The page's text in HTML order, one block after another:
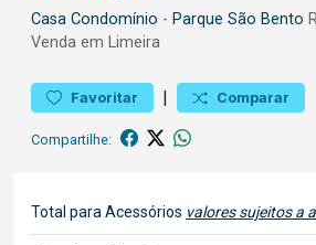
Casa Condomínio - Parque São Bento
Venda em Limeira
Favoritar | Comparar
Compartilhe:
Total para Acessórios valores sujeitos a